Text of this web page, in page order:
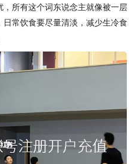
所有这个词东说念主就像被一层
常饮食要尽量清淡，减少生冷食